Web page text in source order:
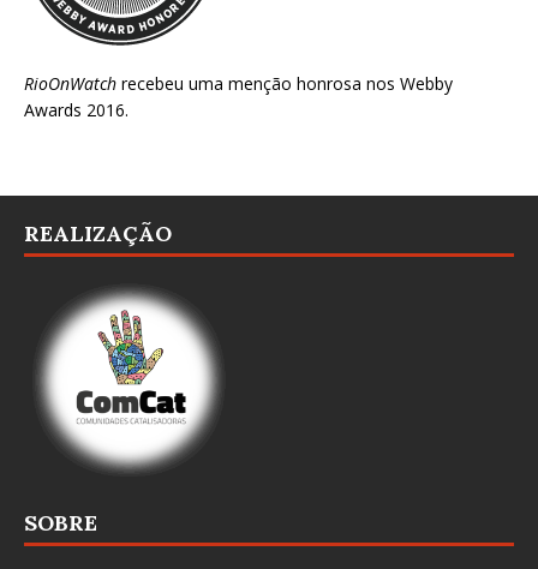
RioOnWatch recebeu uma menção honrosa nos Webby
Awards 2016.
REALIZAÇÃO
SOBRE